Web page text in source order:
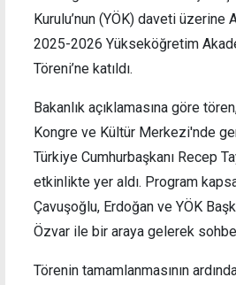
Kurulu’nun (YÖK) daveti üzerine
2025-2026 Yükseköğretim
Töreni’ne katıldı.
Bakanlık açıklamasına göre
Kongre ve Kültür Merkezi'nde
Türkiye Cumhurbaşkanı Recep
etkinlikte yer aldı. Program
Çavuşoğlu, Erdoğan ve YÖK
Özvar ile bir araya gelerek
Törenin tamamlanmasının